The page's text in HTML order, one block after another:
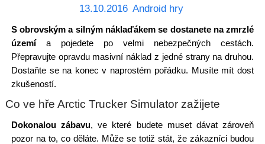
13.10.2016 Android hry
S obrovským a silným náklaďákem se dostanete na zmrzlé
územía pojedete po velmi nebezpečných cestách.
Přepravujte opravdu masivní náklad z jedné strany na druhou.
Dostaňte se na konec v naprostém pořádku. Musíte mít dost
zkušeností.
Co ve hře Arctic Trucker Simulator zažijete
Dokonalou zábavu, ve které budete muset dávat zároveň
pozor na to, co děláte. Může se totiž stát, že zákazníci budou